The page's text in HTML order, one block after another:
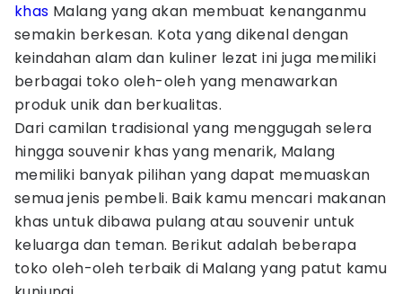
khas Malang yang akan membuat kenanganmu
semakin berkesan. Kota yang dikenal dengan
keindahan alam dan kuliner lezat ini juga memiliki
berbagai toko oleh-oleh yang menawarkan
produk unik dan berkualitas.
Dari camilan tradisional yang menggugah selera
hingga souvenir khas yang menarik, Malang
memiliki banyak pilihan yang dapat memuaskan
semua jenis pembeli. Baik kamu mencari makanan
khas untuk dibawa pulang atau souvenir untuk
keluarga dan teman. Berikut adalah beberapa
toko oleh-oleh terbaik di Malang yang patut kamu